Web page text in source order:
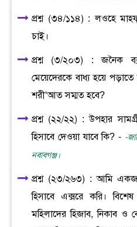
প্রশ্ন (৩৪/১১৪) : লওহে
চাই।
প্রশ্ন (৩/২০৩) : জনৈক
মেয়েদেরকে বাধ্য হয়ে
শরী‘আত সম্মত হবে?
প্রশ্ন (২২/২২) : উপহার
হিসাবে দেওয়া যাবে কি? - -
নবাবগঞ্জ।
প্রশ্ন (২৩/২৬৩) : আমি
হিসাবে এক্সরে করি।
মহিলাদের হিজাব, নিকাব ও